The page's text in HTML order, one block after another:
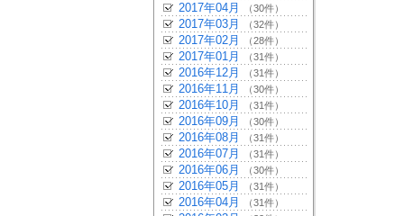
2017年04月 （30件）
2017年03月 （32件）
2017年02月 （28件）
2017年01月 （31件）
2016年12月 （31件）
2016年11月 （30件）
2016年10月 （31件）
2016年09月 （30件）
2016年08月 （31件）
2016年07月 （31件）
2016年06月 （30件）
2016年05月 （31件）
2016年04月 （31件）